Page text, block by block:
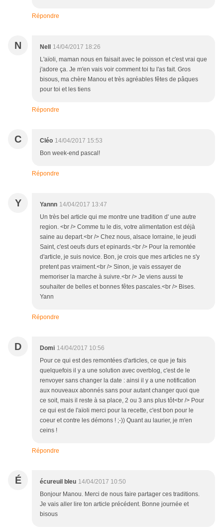
Répondre
N Nell
14/04/2017 18:26
L'aïoli, maman nous en faisait avec le poisson et c'est vrai que
j'adore ça. Je m'en vais voir comment toi tu l'as fait. Gros
bisous, ma chère Manou et très agréables fêtes de pâques
pour toi et les tiens
Répondre
C Cléo 14/04/2017 15:53
Bon week-end pascal!
Répondre
Y Yannn 14/04/2017 13:47
Un très bel article qui me montre une tradition d' une autre
region. <br /> Comme tu le dis, votre alimentation est déjà
saine au depart.<br /> Chez nous, alsace lorraine, le jeudi
Saint, c'est oeufs durs et epinards.<br /> Pour la remontée
d'article, je suis novice. Bon, je crois que mes articles ne s'y
pretent pas vraiment.<br /> Sinon, je vais essayer de
memoriser la marche à suivre.<br /> Je viens aussi te
souhaiter de belles et bonnes fêtes pascales.<br /> Bises.
Yann
Répondre
D Domi 14/04/2017 10:56
Pour ce qui est des remontées d'articles, ce que je fais
quelquefois il y a une solution avec overblog, c'est de le
renvoyer sans changer la date : ainsi il y a une notification
aux nouveaux abonnés sans pour autant changer quoi que
ce soit, mais il reste à sa place, 2 ou 3 ans plus tôt<br /> Pour
ce qui est de l'aïoli merci pour la recette, c'est bon pour le
coeur et contre les démons ! ;-)) Quant au laurier, je m'en
ceins !
Répondre
É écureuil bleu 14/04/2017 10:50
Bonjour Manou. Merci de nous faire partager ces traditions.
Je vais aller lire ton article précédent. Bonne journée et
bisous